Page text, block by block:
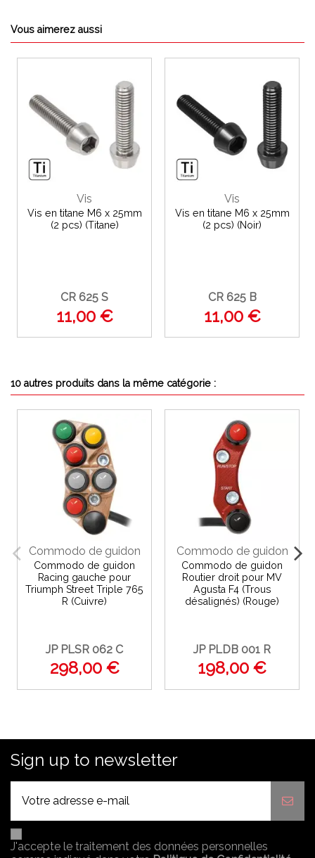
Vous aimerez aussi
Vis
Vis en titane M6 x 25mm
(2 pcs) (Titane)
CR 625 S
11,00 €
Vis
Vis en titane M6 x 25mm
(2 pcs) (Noir)
CR 625 B
11,00 €
10 autres produits dans la même catégorie :
Commodo de guidon
Commodo de guidon
Racing gauche pour
Triumph Street Triple 765
R (Cuivre)
JP PLSR 062 C
298,00 €
Commodo de guidon
Commodo de guidon
Routier droit pour MV
Agusta F4 (Trous
désalignés) (Rouge)
JP PLDB 001 R
198,00 €
Sign up to newsletter
J'accepte le traitement des données personnelles